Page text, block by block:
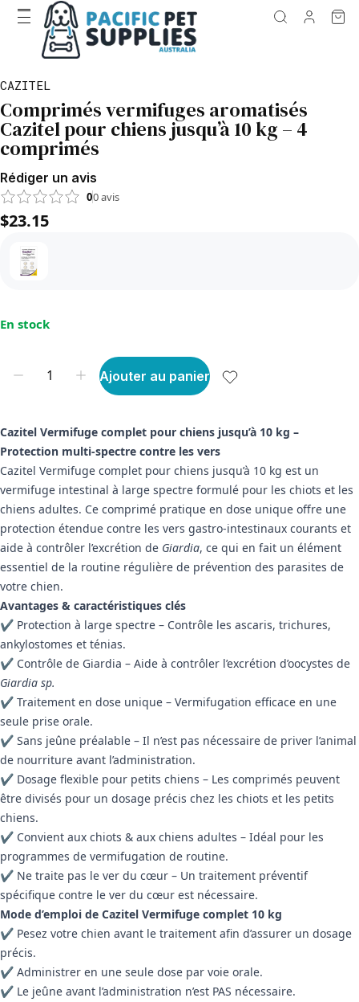
CAZITEL
Comprimés vermifuges aromatisés
Cazitel pour chiens jusqu’à 10 kg – 4
comprimés
Rédiger un avis
00avis
$23.15
En stock
Ajouter au panier
Cazitel Vermifuge complet pour chiens jusqu’à 10 kg –
Protection multi-spectre contre les vers
Cazitel Vermifuge complet pour chiens jusqu’à 10 kg est un
vermifuge intestinal à large spectre formulé pour les chiots et les
chiens adultes. Ce comprimé pratique en dose unique offre une
protection étendue contre les vers gastro-intestinaux courants et
aide à contrôler l’excrétion de Giardia, ce qui en fait un élément
essentiel de la routine régulière de prévention des parasites de
votre chien.
Avantages & caractéristiques clés
✔ Protection à large spectre – Contrôle les ascaris, trichures,
ankylostomes et ténias.
✔ Contrôle de Giardia – Aide à contrôler l’excrétion d’oocystes de
Giardia sp.
✔ Traitement en dose unique – Vermifugation efficace en une
seule prise orale.
✔ Sans jeûne préalable – Il n’est pas nécessaire de priver l’animal
de nourriture avant l’administration.
✔ Dosage flexible pour petits chiens – Les comprimés peuvent
être divisés pour un dosage précis chez les chiots et les petits
chiens.
✔ Convient aux chiots & aux chiens adultes – Idéal pour les
programmes de vermifugation de routine.
✔ Ne traite pas le ver du cœur – Un traitement préventif
spécifique contre le ver du cœur est nécessaire.
Mode d’emploi de Cazitel Vermifuge complet 10 kg
✔ Pesez votre chien avant le traitement afin d’assurer un dosage
précis.
✔ Administrer en une seule dose par voie orale.
✔ Le jeûne avant l’administration n’est PAS nécessaire.